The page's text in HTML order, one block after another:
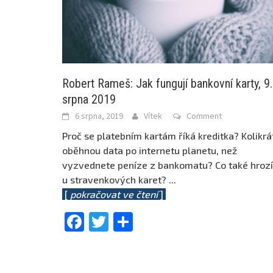
Robert Rameš: Jak fungují bankovní karty, 9.
srpna 2019
6 srpna, 2019 Vítek Comment
Proč se platebním kartám říká kreditka?
oběhnou data po internetu planetu, než
vyzvednete peníze z bankomatu? Co také hrozí
u stravenkových karet? ...
[ pokračovat ve čtení]
Facebook
Twitter